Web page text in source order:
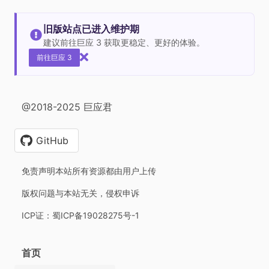
旧版站点已进入维护期
建议前往巨应 3 获取更稳定、更好的体验。
前往巨应 3
@2018-2025 巨应君
GitHub
免责声明本站所有资源都由用户上传
版权问题与本站无关，侵权申诉
ICP证：蜀ICP备19028275号-1
首页